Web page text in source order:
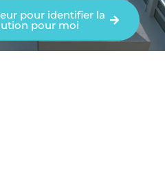
pour identifier la
pour moi